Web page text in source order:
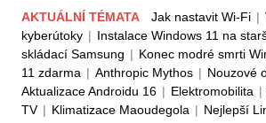
AKTUÁLNÍ TÉMATA Jak nastavit Wi-Fi |
kyberútoky | Instalace Windows 11 na
skládací Samsung | Konec modré smrti
11 zdarma | Anthropic Mythos | Nouzové
Aktualizace Androidu 16 | Elektromobilita |
TV | Klimatizace Maoudegola | Nejlepší